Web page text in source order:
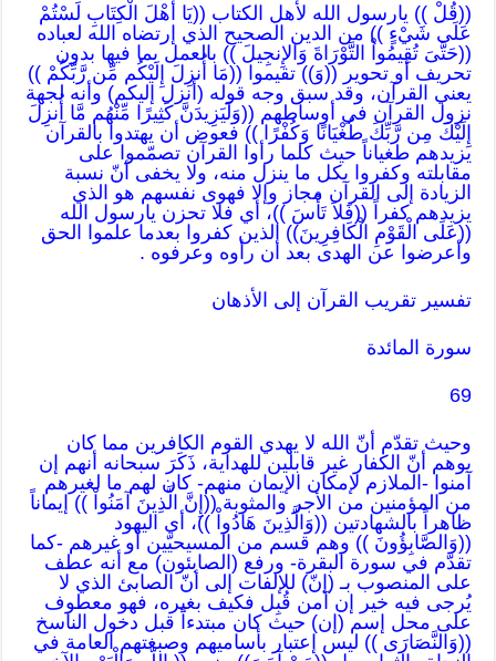
((قُلْ )) يارسول الله لأهل الكتاب ((يَا أَهْلَ الْكِتَابِ لَسْتُمْ
عَلَى شَيْءٍ )) من الدين الصحيح الذي إرتضاه الله لعباده
((حَتَّىَ تُقِيمُواْ التَّوْرَاةَ وَالإِنجِيلَ )) بالعمل بما فيها بدون
تحريف أو تحوير ((وَ)) تقيموا ((مَا أُنزِلَ إِلَيْكُم مِّن رَّبِّكُمْ ))
يعني القرآن، وقد سبق وجه قوله (أنزل إليكم) وأنه لجهة
نزول القرآن في أوساطهم ((وَلَيَزِيدَنَّ كَثِيرًا مِّنْهُم مَّا أُنزِلَ
إِلَيْكَ مِن رَّبِّكَ طُغْيَانًا وَكُفْرًا )) فعوض أن يهتدوا بالقرآن
يزيدهم طغياناً حيث كلما رأوا القرآن تصمّموا على
مقابلته وكفروا بكل ما ينزل منه، ولا يخفى أنّ نسبة
الزيادة إلى القرآن مجاز وإلا فهوى نفسهم هو الذي
يزيدهم كفراً ((فَلاَ تَأْسَ ))، أي فلا تحزن يارسول الله
((عَلَى الْقَوْمِ الْكَافِرِينَ)) الذين كفروا بعدما علموا الحق
وأعرضوا عن الهدى بعد أن رأوه وعرفوه .
تفسير تقريب القرآن إلى الأذهان
سورة المائدة
69
وحيث تقدّم أنّ الله لا يهدي القوم الكافرين مما كان
يوهم أنّ الكفار غير قابلين للهداية، ذَكَرَ سبحانه أنهم إن
آمنوا -الملازم لإمكان الإيمان منهم- كان لهم ما لغيرهم
من المؤمنين من الأجر والمثوبة ((إِنَّ الَّذِينَ آمَنُواْ )) إيماناً
ظاهراً بالشهادتين ((وَالَّذِينَ هَادُواْ ))، أي اليهود
((وَالصَّابِؤُونَ )) وهم قسم من المسيحيّين أو غيرهم -كما
تقدّم في سورة البقرة- ورفع (الصابئون) مع أنه عطف
على المنصوب بـ (إنّ) للإلفات إلى أنّ الصابئ الذي لا
يُرجى فيه خير إن آمن قُبِل فكيف بغيره، فهو معطوف
على محل إسم (إن) حيث كان مبتدءاً قبل دخول الناسخ
((وَالنَّصَارَى )) ليس إعتبار بأساميهم وصبغتهم العامة في